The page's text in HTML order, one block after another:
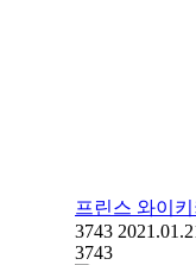
프린스 와이키
3743
3743